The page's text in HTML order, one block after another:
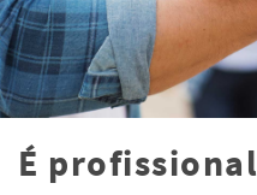
É profissional